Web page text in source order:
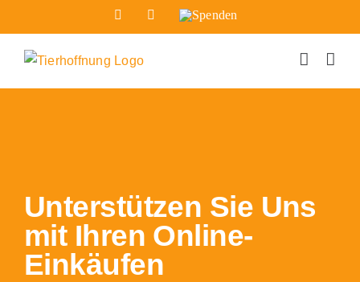
Inhalt
springen
FacebookInstagram
Spenden
Unterstützen Sie Uns
mit Ihren Online-
Einkäufen